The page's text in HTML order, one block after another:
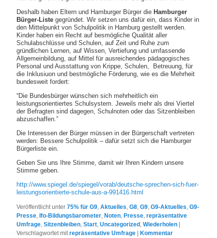
Deshalb haben Eltern und Hamburger Bürger die Hamburger
Bürger-Liste gegründet. Wir setzen uns dafür ein, dass Kinder in
den Mittelpunkt von Schulpolitik in Hamburg gestellt werden.
Kinder haben ein Recht auf besmögliche Qualität aller
Schulabschlüsse und Schulen, auf Zeit und Ruhe zum
gründlichen Lernen, auf Wissen, Vertiefung und umfassende
Allgemeinbildung, auf Mittel für ausreichendes pädagogisches
Personal und Ausstattung von Krippe, Schulen, Betreuung, für
die Inklusiuon und bestmögliche Förderung, wie es die Mehrheit
bundesweit fordert:
“Die Bundesbürger wünschen sich mehrheitlich ein
leistungsorientiertes Schulsystem. Jeweils mehr als drei Viertel
der Befragten sind dagegen, Schulnoten oder das Sitzenbleiben
abzuschaffen.”
Die Interessen der Bürger müssen in der Bürgerschaft vertreten
werden: Bessere Schulpolitik – dafür setzt sich die Hamburger
Bürgerliste ein.
Geben Sie uns Ihre Stimme, damit wir Ihren Kindern unsere
Stimme geben.
http://www.spiegel.de/spiegel/vorab/deutsche-sprechen-sich-fuer-
leistungsorientierte-schule-aus-a-991416.html
Veröffentlicht unter 75% für G9,Aktuelles,G8,G9,G9-Aktuelles,G9-
Presse, Ifo-Bildungsbarometer, Noten, Presse,repräsentative
Umfrage,Sitzenbleiben,Start,Uncategorized ,Wiederholen
Verschlagwortet mit repräsentative Umfrage
Kommentar